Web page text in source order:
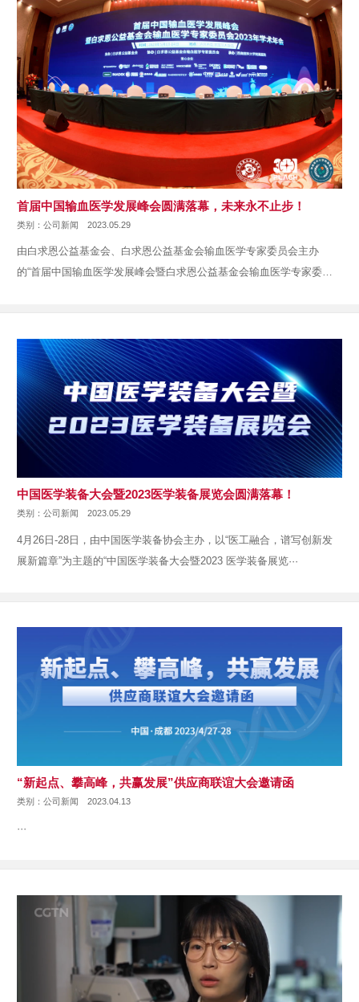
首届中国输血医学发展峰会圆满落幕，未来永不止步！
类别：公司新闻 2023.05.29
由白求恩公益基金会、白求恩公益基金会输血医学专家委员会主办
的“首届中国输血医学发展峰会暨白求恩公益基金会输血医学专家委员
中国医学装备大会暨2023医学装备展览会圆满落幕！
类别：公司新闻 2023.05.29
4月26日-28日，由中国医学装备协会主办，以“医工融合，谱写创新发
展新篇章”为主题的“中国医学装备大会暨2023 医学装备展览···
“新起点、攀高峰，共赢发展”供应商联谊大会邀请函
类别：公司新闻 2023.04.13
···